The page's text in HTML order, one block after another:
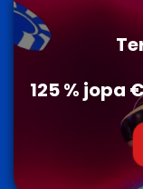
125 % jopa